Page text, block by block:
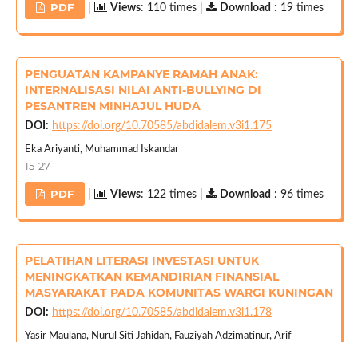
PDF Views: 110 times | Download : 19 times
PENGUATAN KAMPANYE RAMAH ANAK:
INTERNALISASI NILAI ANTI-BULLYING DI
PESANTREN MINHAJUL HUDA
DOI: https://doi.org/10.70585/abdidalem.v3i1.175
Eka Ariyanti, Muhammad Iskandar
15-27
PDF Views: 122 times | Download : 96 times
PELATIHAN LITERASI INVESTASI UNTUK
MENINGKATKAN KEMANDIRIAN FINANSIAL
MASYARAKAT PADA KOMUNITAS WARGI KUNINGAN
DOI: https://doi.org/10.70585/abdidalem.v3i1.178
Yasir Maulana, Nurul Siti Jahidah, Fauziyah Adzimatinur, Arif